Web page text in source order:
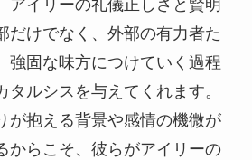
アイリーの礼儀正しさと賢明
だけでなく、外部の有力者た
強固な味方につけていく過程
タルシスを与えてくれます。
が抱える背景や感情の機微が
からこそ、彼らがアイリーの